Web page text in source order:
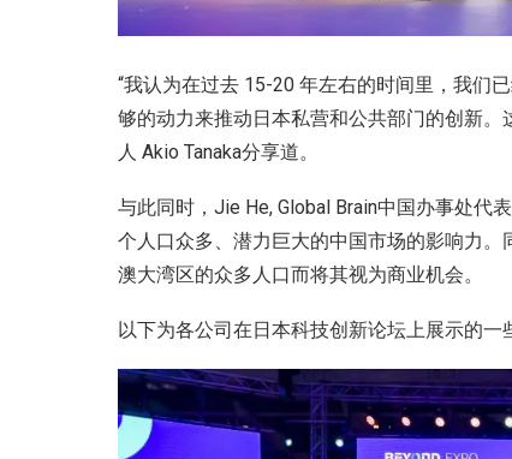
“我认为在过去 15-20 年左右的时间里，我们
够的动力来推动日本私营和公共部门的创新。
人 Akio Tanaka分享道。
与此同时，Jie He, Global Brain中国办事处代
个人口众多、潜力巨大的中国市场的影响力
澳大湾区的众多人口而将其视为商业机会。
以下为各公司在日本科技创新论坛上展示的一